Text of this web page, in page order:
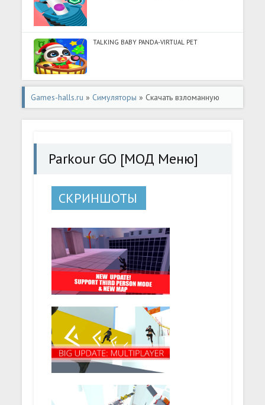
TALKING BABY PANDA-VIRTUAL PET
Games-halls.ru » Симуляторы » Скачать взломанную
Parkour GO [МОД Меню] - стабильная версия apk на
Parkour GO [МОД Меню]
СКРИНШОТЫ